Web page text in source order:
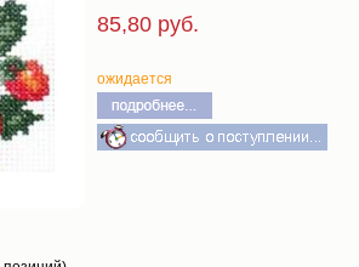
85,80 руб.
ожидается